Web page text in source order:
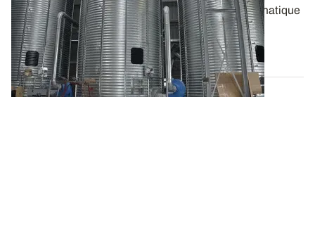
Retrouvez les derniers résultats d'essais sur la thématique
Stockage et conservation des...
17 JUIN 2026